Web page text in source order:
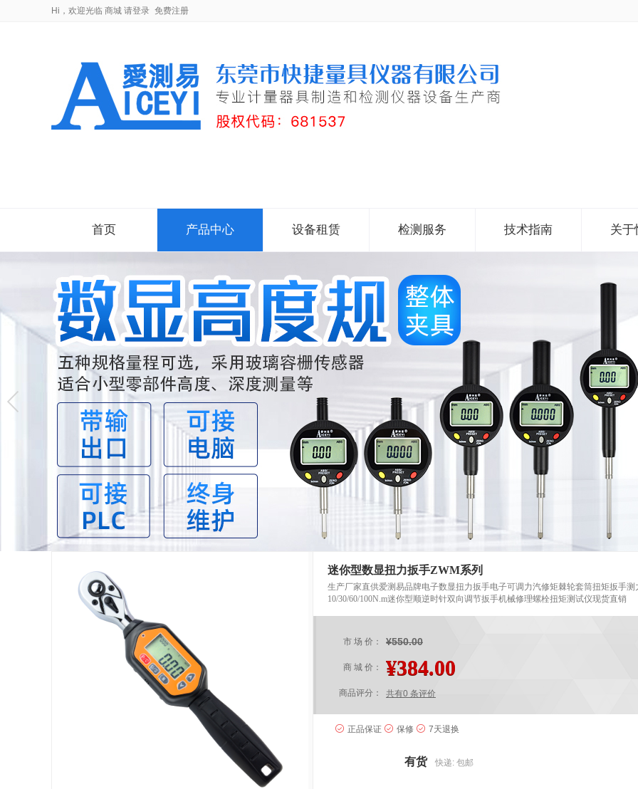
Hi，欢迎光临 商城 请登录 免费注册
首页 产品中心 设备租赁 检测服务 技术指南 关于
迷你型数显扭力扳手ZWM系列
生产厂家直供爱测易品牌电子数显扭力扳手电子可调力汽修矩棘轮套筒扭矩扳手测
10/30/60/100N.m迷你型顺逆时针双向调节扳手机械修理螺栓扭矩测试仪现货直销
市 场 价： ¥550.00
商 城 价： ¥384.00
商品评分： 共有0 条评价
正品保证 保修 7天退换
有货 快递: 包邮